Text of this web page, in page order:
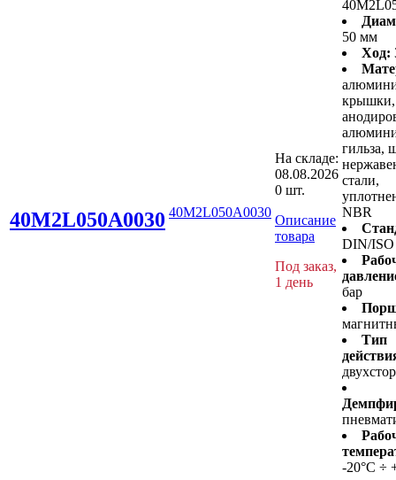
40M2L050A0030 40M2L050A0030
На складе:
08.08.2026
0 шт.
Описание
товара
Под заказ,
1 день
50 мм
Ход:
крышки,
гильза,
стали,
NBR
DIN/ISO
бар
Тип
-20°C ÷